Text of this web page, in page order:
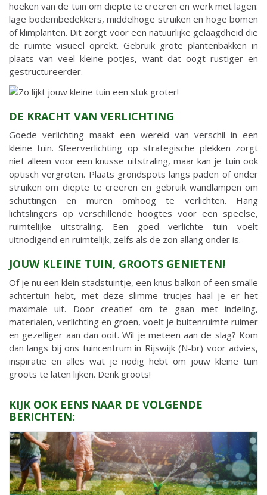
hoeken van de tuin om diepte te creëren en werk met lagen:
lage bodembedekkers, middelhoge struiken en hoge bomen
of klimplanten. Dit zorgt voor een natuurlijke gelaagdheid die
de ruimte visueel oprekt. Gebruik grote plantenbakken in
plaats van veel kleine potjes, want dat oogt rustiger en
gestructureerder.
DE KRACHT VAN VERLICHTING
Goede verlichting maakt een wereld van verschil in een
kleine tuin. Sfeerverlichting op strategische plekken zorgt
niet alleen voor een knusse uitstraling, maar kan je tuin ook
optisch vergroten. Plaats grondspots langs paden of onder
struiken om diepte te creëren en gebruik wandlampen om
schuttingen en muren omhoog te verlichten. Hang
lichtslingers op verschillende hoogtes voor een speelse,
ruimtelijke uitstraling. Een goed verlichte tuin voelt
uitnodigend en ruimtelijk, zelfs als de zon allang onder is.
JOUW KLEINE TUIN, GROOTS GENIETEN!
Of je nu een klein stadstuintje, een knus balkon of een smalle
achtertuin hebt, met deze slimme trucjes haal je er het
maximale uit. Door creatief om te gaan met indeling,
materialen, verlichting en groen, voelt je buitenruimte ruimer
en gezelliger aan dan ooit. Wil je meteen aan de slag? Kom
dan langs bij ons tuincentrum in Rijswijk (N-br) voor advies,
inspiratie en alles wat je nodig hebt om jouw kleine tuin
groots te laten lijken. Denk groots!
KIJK OOK EENS NAAR DE VOLGENDE
BERICHTEN: